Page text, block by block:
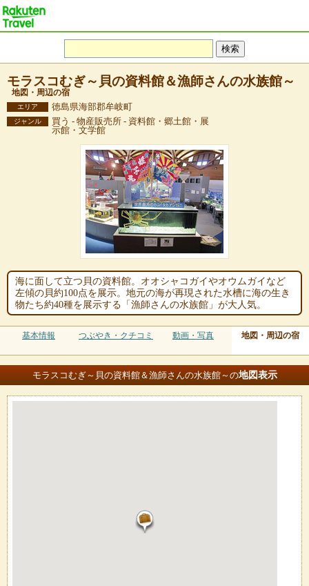
モラスコむぎ～貝の資料館＆漁師さんの水族館～
地図・周辺の宿
エリア 徳島県海部郡牟岐町
ジャンル
買う - 物産販売所 - 資料館・郷土館・展
示館・文学館
海に面して立つ貝の資料館。オオシャコガイやオウムガイなど
左傾の貝約100点を展示。地元の海が再現された水槽に海の生き
物たち約40種を展示する「漁師さんの水族館」が大人気。
基本情報 つぶやき・クチコミ 動画・写真 地図・周辺の宿
モラスコむぎ～貝の資料館＆漁師さんの水族館～の地図表示